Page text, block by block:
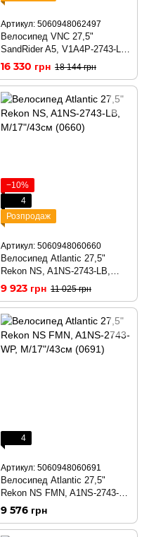
Артикул: 5060948062497
Велосипед VNC 27,5"
SandRider A5, V1A4P-2743-LB,
M/17"/43см (2497)
16 330 грн 18 144 грн
−10%
4
Розпродаж
Артикул: 5060948060660
Велосипед Atlantic 27,5"
Rekon NS, A1NS-2743-LB,
M/17"/43см (0660)
9 923 грн 11 025 грн
4
Артикул: 5060948060691
Велосипед Atlantic 27,5"
Rekon NS FMN, A1NS-2743-
WP, M/17"/43см (0691)
9 576 грн